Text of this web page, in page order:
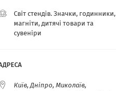
Світ стендів. Значки, годинники,
магніти, дитячі товари та
сувеніри
Київ, Дніпро, Миколаїв,